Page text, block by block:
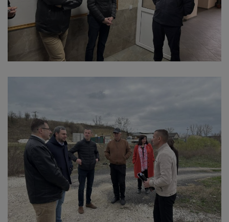
Regulamentul
de
funcționare
calitate
Consiliul
Municipal
Secretar
Consilieri